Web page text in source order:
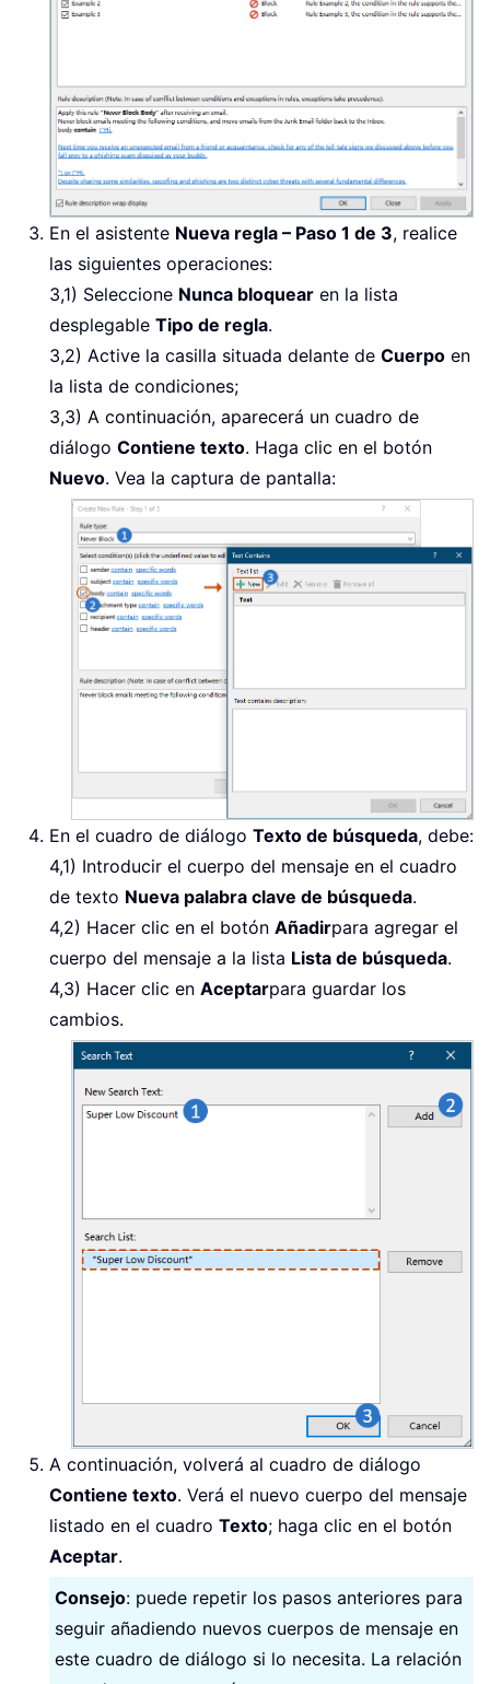
En el asistente Nueva regla – Paso 1 de 3, realice
las siguientes operaciones:
3,1) Seleccione Nunca bloquear en la lista
desplegable Tipo de regla.
3,2) Active la casilla situada delante de Cuerpo en
la lista de condiciones;
3,3) A continuación, aparecerá un cuadro de
diálogo Contiene texto. Haga clic en el botón
Nuevo. Vea la captura de pantalla:
En el cuadro de diálogo Texto de búsqueda, debe:
4,1) Introducir el cuerpo del mensaje en el cuadro
de texto Nueva palabra clave de búsqueda.
4,2) Hacer clic en el botón Añadirpara agregar el
cuerpo del mensaje a la lista Lista de búsqueda.
4,3) Hacer clic en Aceptarpara guardar los
cambios.
A continuación, volverá al cuadro de diálogo
Contiene texto. Verá el nuevo cuerpo del mensaje
listado en el cuadro Texto; haga clic en el botón
Aceptar.
Consejo: puede repetir los pasos anteriores para
seguir añadiendo nuevos cuerpos de mensaje en
este cuadro de diálogo si lo necesita. La relación